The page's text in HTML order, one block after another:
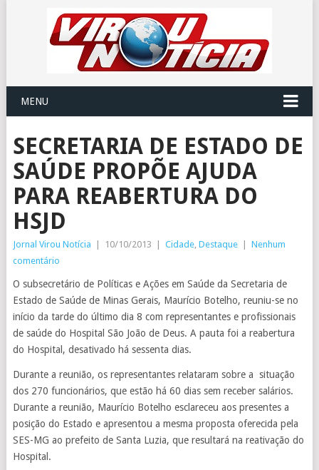
MENU
SECRETARIA DE ESTADO DE
SAÚDE PROPÕE AJUDA
PARA REABERTURA DO
HSJD
Jornal Virou Notícia 10/10/2013 Cidade, Destaque
Nenhum
comentário
O subsecretário de Políticas e Ações em Saúde da Secretaria de
Estado de Saúde de Minas Gerais, Maurício Botelho, reuniu-se no
início da tarde do último dia 8 com representantes e profissionais
de saúde do Hospital São João de Deus. A pauta foi a reabertura
do Hospital, desativado há sessenta dias.
Durante a reunião, os representantes relataram sobre a situação
dos 270 funcionários, que estão há 60 dias sem receber salários.
Durante a reunião, Maurício Botelho esclareceu aos presentes a
posição do Estado e apresentou a mesma proposta oferecida pela
SES-MG ao prefeito de Santa Luzia, que resultará na reativação do
Hospital.